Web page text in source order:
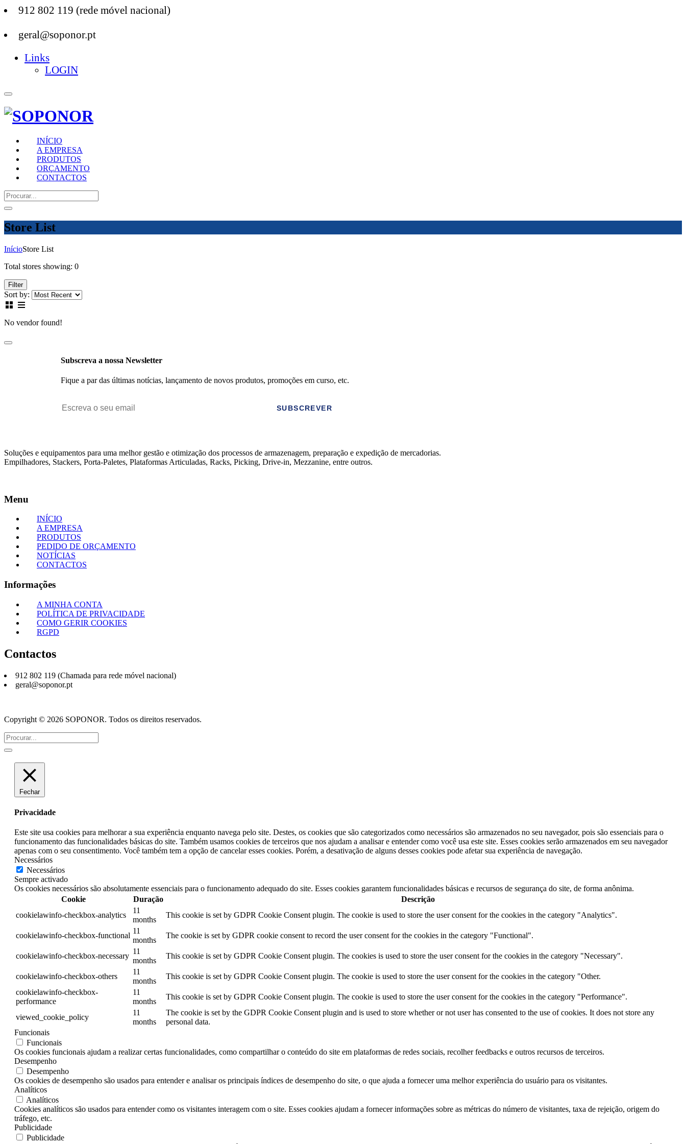
912 802 119 (rede móvel nacional)
geral@soponor.pt
Links
LOGIN
INÍCIO
A EMPRESA
PRODUTOS
ORÇAMENTO
CONTACTOS
Store List
InícioStore List
Total stores showing: 0
Filter
Sort by:
No vendor found!
Subscreva a nossa Newsletter
Fique a par das últimas notícias, lançamento de novos produtos, promoções em curso, etc.
SUBSCREVER
Soluções e equipamentos para uma melhor gestão e otimização dos processos de armazenagem, preparação e expedição de mercadorias.
Empilhadores, Stackers, Porta-Paletes, Plataformas Articuladas, Racks, Picking, Drive-in, Mezzanine, entre outros.
Menu
INÍCIO
A EMPRESA
PRODUTOS
PEDIDO DE ORÇAMENTO
NOTÍCIAS
CONTACTOS
Informações
A MINHA CONTA
POLÍTICA DE PRIVACIDADE
COMO GERIR COOKIES
RGPD
Contactos
912 802 119 (Chamada para rede móvel nacional)
geral@soponor.pt
Copyright © 2026 SOPONOR. Todos os direitos reservados.
Fechar
Privacidade
Este site usa cookies para melhorar a sua experiência enquanto navega pelo site. Destes, os cookies que são categorizados como necessários são armazenados no seu navegador, pois são essenciais para o
funcionamento das funcionalidades básicas do site. Também usamos cookies de terceiros que nos ajudam a analisar e entender como você usa este site. Esses cookies serão armazenados em seu navegador
apenas com o seu consentimento. Você também tem a opção de cancelar esses cookies. Porém, a desativação de alguns desses cookies pode afetar sua experiência de navegação.
Necessários
Necessários
Sempre activado
Os cookies necessários são absolutamente essenciais para o funcionamento adequado do site. Esses cookies garantem funcionalidades básicas e recursos de segurança do site, de forma anônima.
Cookie
Duração
Descrição
cookielawinfo-checkbox-analytics
11
months
This cookie is set by GDPR Cookie Consent plugin. The cookie is used to store the user consent for the cookies in the category "Analytics".
cookielawinfo-checkbox-functional
11
months
The cookie is set by GDPR cookie consent to record the user consent for the cookies in the category "Functional".
cookielawinfo-checkbox-necessary
11
months
This cookie is set by GDPR Cookie Consent plugin. The cookies is used to store the user consent for the cookies in the category "Necessary".
cookielawinfo-checkbox-others
11
months
This cookie is set by GDPR Cookie Consent plugin. The cookie is used to store the user consent for the cookies in the category "Other.
cookielawinfo-checkbox-
performance
11
months
This cookie is set by GDPR Cookie Consent plugin. The cookie is used to store the user consent for the cookies in the category "Performance".
viewed_cookie_policy
11
months
The cookie is set by the GDPR Cookie Consent plugin and is used to store whether or not user has consented to the use of cookies. It does not store any
personal data.
Funcionais
Funcionais
Os cookies funcionais ajudam a realizar certas funcionalidades, como compartilhar o conteúdo do site em plataformas de redes sociais, recolher feedbacks e outros recursos de terceiros.
Desempenho
Desempenho
Os cookies de desempenho são usados ​​para entender e analisar os principais índices de desempenho do site, o que ajuda a fornecer uma melhor experiência do usuário para os visitantes.
Analíticos
Analíticos
Cookies analíticos são usados ​​para entender como os visitantes interagem com o site. Esses cookies ajudam a fornecer informações sobre as métricas do número de visitantes, taxa de rejeição, origem do
tráfego, etc.
Publicidade
Publicidade